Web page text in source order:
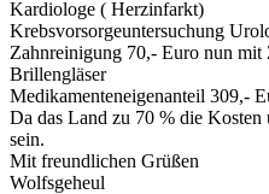
Kardiologe ( Herzinfarkt)
Krebsvorsorgeuntersuchung
Zahnreinigung 70,- Euro nun mit
Brillengläser
Medikamenteneigenanteil 309,-
Da das Land zu 70 % die
sein.
Mit freundlichen Grüßen
Wolfsgeheul